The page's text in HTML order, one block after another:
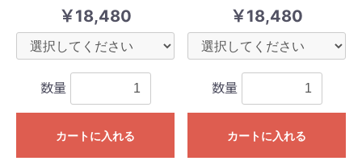
￥18,480
数量
カートに入れる
￥18,480
数量
カートに入れる